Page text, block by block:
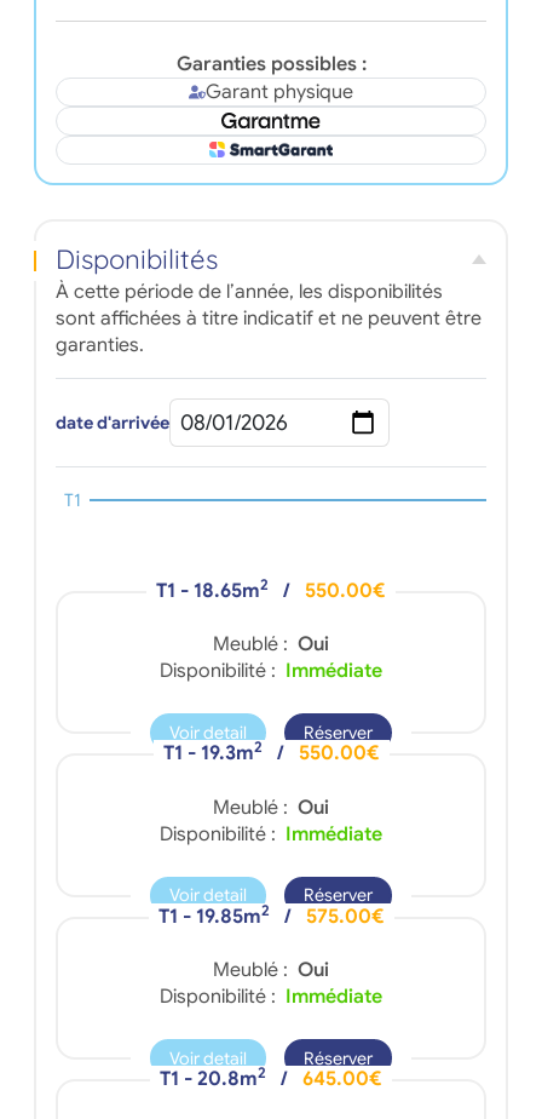
Garanties possibles :
Garant physique
Disponibilités
À cette période de l’année, les disponibilités
sont affichées à titre indicatif et ne peuvent être
garanties.
date d'arrivée
T1
T1 - 18.65m2 / 550.00€
Meublé : Oui
Disponibilité : Immédiate
Voir detail Réserver
T1 - 19.3m2 / 550.00€
Meublé : Oui
Disponibilité : Immédiate
Voir detail Réserver
T1 - 19.85m2 / 575.00€
Meublé : Oui
Disponibilité : Immédiate
Voir detail Réserver
T1 - 20.8m2 / 645.00€